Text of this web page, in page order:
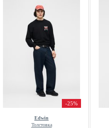
-25%
Edwin
Толстовка